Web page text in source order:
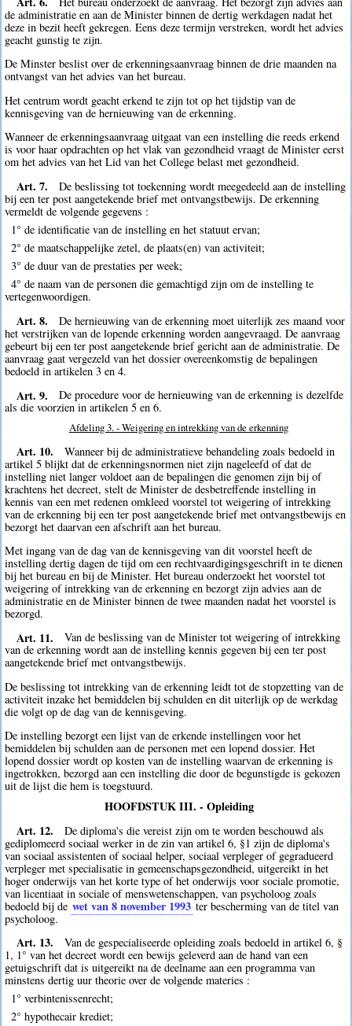
de administratie en aan de Minister binnen de dertig werkdagen nadat het
deze in bezit heeft gekregen. Eens deze termijn verstreken, wordt het advies
geacht gunstig te zijn.
De Minster beslist over de erkenningsaanvraag binnen de drie maanden na
ontvangst van het advies van het bureau.
Het centrum wordt geacht erkend te zijn tot op het tijdstip van de
kennisgeving van de hernieuwing van de erkenning.
Wanneer de erkenningsaanvraag uitgaat van een instelling die reeds erkend
is voor haar opdrachten op het vlak van gezondheid vraagt de Minister eerst
om het advies van het Lid van het College belast met gezondheid.
Art. 7.
De beslissing tot toekenning wordt meegedeeld aan de instelling
bij een ter post aangetekende brief met ontvangstbewijs. De erkenning
vermeldt de volgende gegevens :
1° de identificatie van de instelling en het statuut ervan;
2° de maatschappelijke zetel, de plaats(en) van activiteit;
3° de duur van de prestaties per week;
4° de naam van de personen die gemachtigd zijn om de instelling te
vertegenwoordigen.
Art. 8.
De hernieuwing van de erkenning moet uiterlijk zes maand voor
het verstrijken van de lopende erkenning worden aangevraagd. De aanvraag
gebeurt bij een ter post aangetekende brief gericht aan de administratie. De
aanvraag gaat vergezeld van het dossier overeenkomstig de bepalingen
bedoeld in artikelen 3 en 4.
Art. 9.
De procedure voor de hernieuwing van de erkenning is dezelfde
als die voorzien in artikelen 5 en 6.
Afdeling 3. - Weigering en intrekking van de erkenning
Art. 10.
Wanneer bij de administratieve behandeling zoals bedoeld in
artikel 5 blijkt dat de erkenningsnormen niet zijn nageleefd of dat de
instelling niet langer voldoet aan de bepalingen die genomen zijn bij of
krachtens het decreet, stelt de Minister de desbetreffende instelling in
kennis van een met redenen omkleed voorstel tot weigering of intrekking
van de erkenning bij een ter post aangetekende brief met ontvangstbewijs en
bezorgt het daarvan een afschrift aan het bureau.
Met ingang van de dag van de kennisgeving van dit voorstel heeft de
instelling dertig dagen de tijd om een rechtvaardigingsgeschrift in te dienen
bij het bureau en bij de Minister. Het bureau onderzoekt het voorstel tot
weigering of intrekking van de erkenning en bezorgt zijn advies aan de
administratie en de Minister binnen de twee maanden nadat het voorstel is
bezorgd.
Art. 11.
Van de beslissing van de Minister tot weigering of intrekking
van de erkenning wordt aan de instelling kennis gegeven bij een ter post
aangetekende brief met ontvangstbewijs.
De beslissing tot intrekking van de erkenning leidt tot de stopzetting van de
activiteit inzake het bemiddelen bij schulden en dit uiterlijk op de werkdag
die volgt op de dag van de kennisgeving.
De instelling bezorgt een lijst van de erkende instellingen voor het
bemiddelen bij schulden aan de personen met een lopend dossier. Het
lopend dossier wordt op kosten van de instelling waarvan de erkenning is
ingetrokken, bezorgd aan een instelling die door de begunstigde is gekozen
uit de lijst die hem is toegstuurd.
HOOFDSTUK III. - Opleiding
Art. 12.
De diploma's die vereist zijn om te worden beschouwd als
gediplomeerd sociaal werker in de zin van artikel 6, §1 zijn de diploma's
van sociaal assistenten of sociaal helper, sociaal verpleger of gegradueerd
verpleger met specialisatie in gemeenschapsgezondheid, uitgereikt in het
hoger onderwijs van het korte type of het onderwijs voor sociale promotie,
van licentiaat in sociale of menswetenschappen, van psycholoog zoals
bedoeld bij de wet van 8 november 1993 ter bescherming van de titel van
psycholoog.
Art. 13.
Van de gespecialiseerde opleiding zoals bedoeld in artikel 6, §
1, 1° van het decreet wordt een bewijs geleverd aan de hand van een
getuigschrift dat is uitgereikt na de deelname aan een programma van
minstens dertig uur theorie over de volgende materies :
1° verbintenissenrecht;
2° hypothecair krediet;